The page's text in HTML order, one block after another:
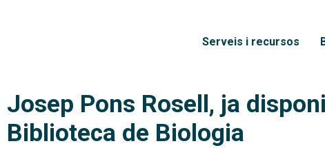
Menú
Serveis i recursos
Pons Rosell, ja
de Biologia